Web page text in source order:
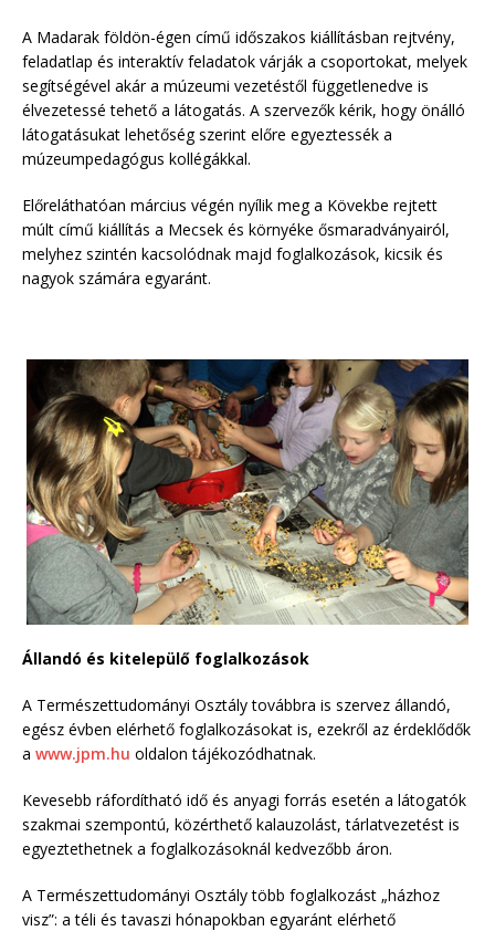
A Madarak földön-égen című időszakos kiállításban rejtvény,
feladatlap és interaktív feladatok várják a csoportokat, melyek
segítségével akár a múzeumi vezetéstől függetlenedve is
élvezetessé tehető a látogatás. A szervezők kérik, hogy önálló
látogatásukat lehetőség szerint előre egyeztessék a
múzeumpedagógus kollégákkal.
Előreláthatóan március végén nyílik meg a Kövekbe rejtett
múlt című kiállítás a Mecsek és környéke ősmaradványairól,
melyhez szintén kacsolódnak majd foglalkozások, kicsik és
nagyok számára egyaránt.
Állandó és kitelepülő foglalkozások
A Természettudományi Osztály továbbra is szervez állandó,
egész évben elérhető foglalkozásokat is, ezekről az érdeklődők
a www.jpm.hu oldalon tájékozódhatnak.
Kevesebb ráfordítható idő és anyagi forrás esetén a látogatók
szakmai szempontú, közérthető kalauzolást, tárlatvezetést is
egyeztethetnek a foglalkozásoknál kedvezőbb áron.
A Természettudományi Osztály több foglalkozást „házhoz
visz”: a téli és tavaszi hónapokban egyaránt elérhető